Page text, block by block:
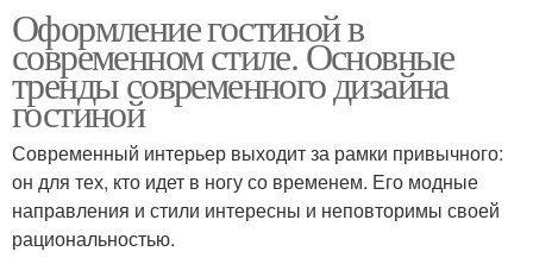
Оформление гостиной в
современном стиле. Основные
тренды современного дизайна
гостиной
Современный интерьер выходит за рамки привычного:
он для тех, кто идет в ногу со временем. Его модные
направления и стили интересны и неповторимы своей
рациональностью.